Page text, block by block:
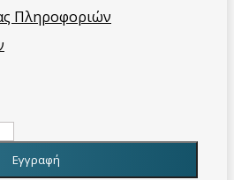
Πληροφοριών